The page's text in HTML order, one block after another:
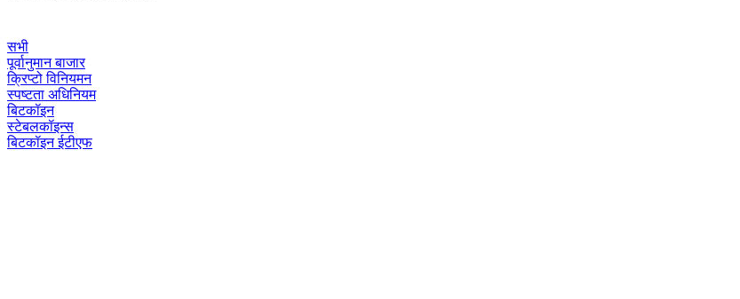
सभी
पूर्वानुमान बाजार
क्रिप्टो विनियमन
स्पष्टता अधिनियम
बिटकॉइन
स्टेबलकॉइन्स
बिटकॉइन ईटीएफ